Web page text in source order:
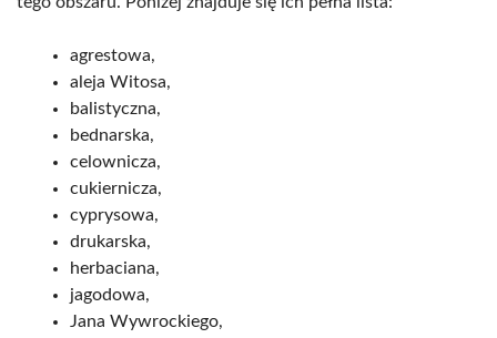
agrestowa,
aleja Witosa,
balistyczna,
bednarska,
celownicza,
cukiernicza,
cyprysowa,
drukarska,
herbaciana,
jagodowa,
Jana Wywrockiego,